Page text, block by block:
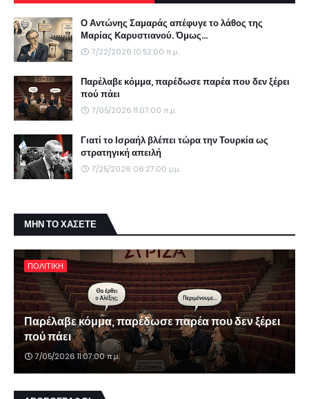
Ο Αντώνης Σαμαράς απέφυγε το λάθος της
Μαρίας Καρυστιανού. Όμως...
7/22/2026 10:52:00 π.μ.
Παρέλαβε κόμμα, παρέδωσε παρέα που δεν ξέρει
πού πάει
7/05/2026 11:07:00 π.μ.
Γιατί το Ισραήλ βλέπει τώρα την Τουρκία ως
στρατηγική απειλή
7/25/2026 06:27:00 μ.μ.
ΜΗΝ ΤΟ ΧΑΣΕΤΕ
ΠΟΛΙΤΙΚΗ
Παρέλαβε κόμμα, παρέδωσε παρέα που δεν ξέρει
πού πάει
7/05/2026 11:07:00 π.μ.